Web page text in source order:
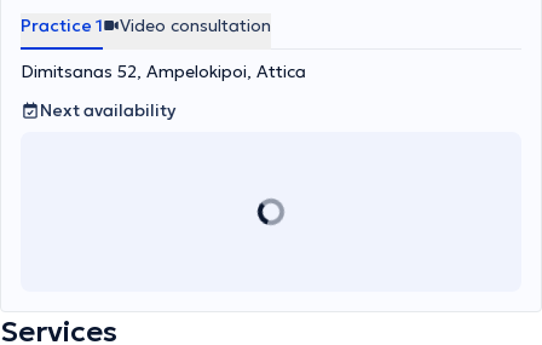
Practice 1 Video consultation
Dimitsanas 52, Ampelokipoi, Attica
Next availability
Services